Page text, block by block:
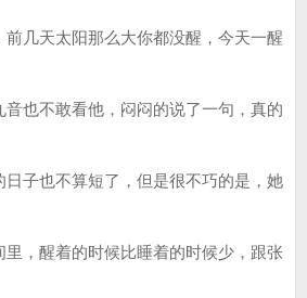
前几天太阳那么大你都没醒，今天一醒
也不敢看他，闷闷的说了一句，真的
日子也不算短了，但是很不巧的是，她
里，醒着的时候比睡着的时候少，跟张